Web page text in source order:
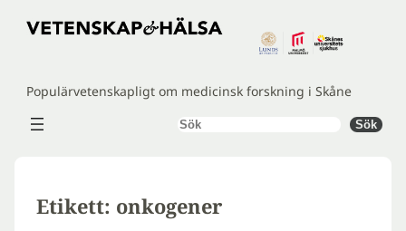
Hoppa
Populärvetenskapligt om medicinsk forskning i Skåne
Sök Sök
Etikett: onkogener